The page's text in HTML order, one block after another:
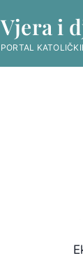
Vjera i
PORTAL